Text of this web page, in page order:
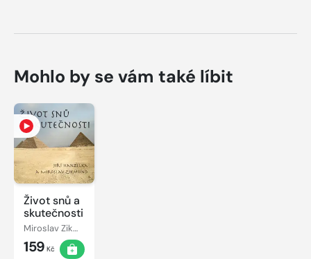
Mohlo by se vám také líbit
Život snů a
skutečnosti
Miroslav Zikmund, Jiří Hanzelka
159 Kč